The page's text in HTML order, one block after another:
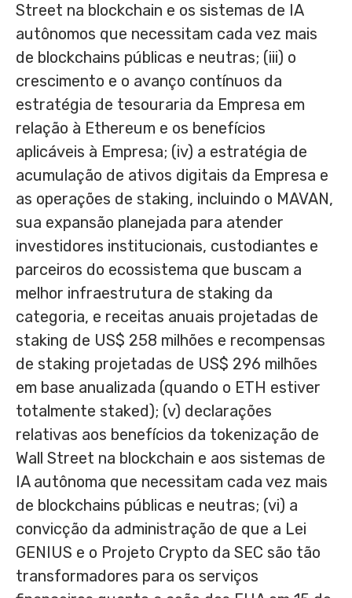
Street na blockchain e os sistemas de IA
autônomos que necessitam cada vez mais
de blockchains públicas e neutras; (iii) o
crescimento e o avanço contínuos da
estratégia de tesouraria da Empresa em
relação à Ethereum e os benefícios
aplicáveis à Empresa; (iv) a estratégia de
acumulação de ativos digitais da Empresa e
as operações de staking, incluindo o MAVAN,
sua expansão planejada para atender
investidores institucionais, custodiantes e
parceiros do ecossistema que buscam a
melhor infraestrutura de staking da
categoria, e receitas anuais projetadas de
staking de US$ 258 milhões e recompensas
de staking projetadas de US$ 296 milhões
em base anualizada (quando o ETH estiver
totalmente staked); (v) declarações
relativas aos benefícios da tokenização de
Wall Street na blockchain e aos sistemas de
IA autônoma que necessitam cada vez mais
de blockchains públicas e neutras; (vi) a
convicção da administração de que a Lei
GENIUS e o Projeto Crypto da SEC são tão
transformadores para os serviços